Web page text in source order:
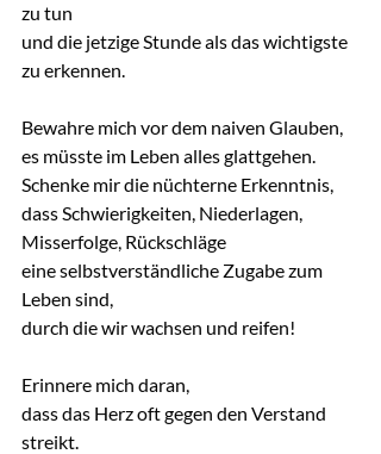
zu tun
und die jetzige Stunde als das wichtigste
zu erkennen.
Bewahre mich vor dem naiven Glauben,
es müsste im Leben alles glattgehen.
Schenke mir die nüchterne Erkenntnis,
dass Schwierigkeiten, Niederlagen,
Misserfolge, Rückschläge
eine selbstverständliche Zugabe zum
Leben sind,
durch die wir wachsen und reifen!
Erinnere mich daran,
dass das Herz oft gegen den Verstand
streikt.